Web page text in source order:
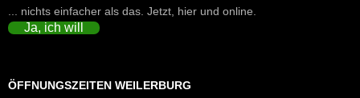
... nichts einfacher als das. Jetzt, hier und online.
Ja, ich will
ÖFFNUNGSZEITEN WEILERBURG